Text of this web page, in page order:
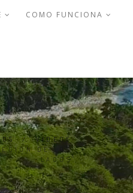
COMO FUNCIONA
/VIDEOS
DE LOS
LAGOS